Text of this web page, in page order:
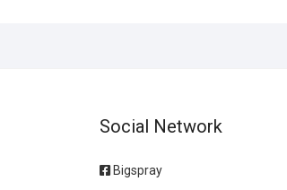
Social Network
Bigspray